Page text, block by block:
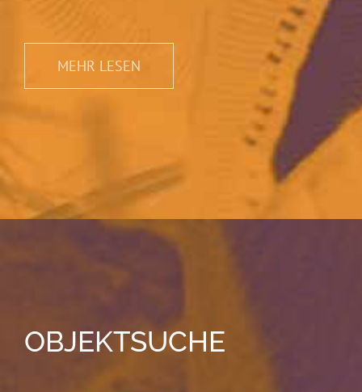
MEHR LESEN
OBJEKTSUCHE